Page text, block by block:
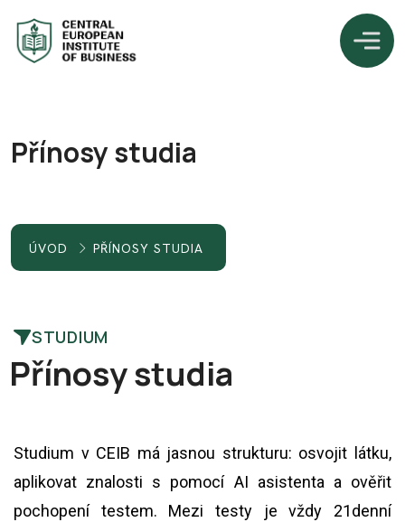
Přínosy studia
ÚVOD PŘÍNOSY STUDIA
STUDIUM
Přínosystudia
Studium v CEIB má jasnou strukturu: osvojit látku,
aplikovat znalosti s pomocí AI asistenta a ověřit
pochopení testem. Mezi testy je vždy 21denní